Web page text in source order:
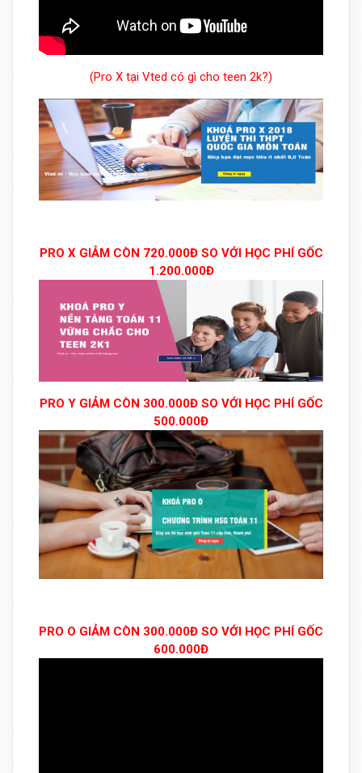
(Pro X tại Vted có gì cho teen 2k?)
PRO X GIẢM CÒN 720.000Đ SO VỚI HỌC PHÍ GỐC
1.200.000Đ
PRO Y GIẢM CÒN 300.000Đ SO VỚI HỌC PHÍ GỐC
500.000Đ
PRO O GIẢM CÒN 300.000Đ SO VỚI HỌC PHÍ GỐC
600.000Đ